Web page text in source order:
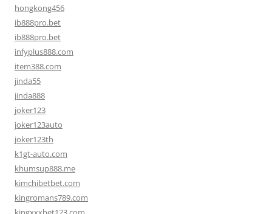
hongkong456
ib888pro.bet
ib888pro.bet
infyplus888.com
item388.com
jinda55
jinda888
joker123
joker123auto
joker123th
k1gt-auto.com
khumsup888.me
kimchibetbet.com
kingromans789.com